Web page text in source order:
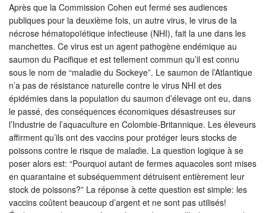
Après que la Commission Cohen eut fermé ses audiences
publiques pour la deuxième fois, un autre virus, le virus de la
nécrose hématopoïétique infectieuse (NHI), fait la une dans les
manchettes. Ce virus est un agent pathogène endémique au
saumon du Pacifique et est tellement commun qu’il est connu
sous le nom de “maladie du Sockeye”. Le saumon de l’Atlantique
n’a pas de résistance naturelle contre le virus NHI et des
épidémies dans la population du saumon d’élevage ont eu, dans
le passé, des conséquences économiques désastreuses sur
l’Industrie de l’aquaculture en Colombie-Britannique. Les éleveurs
affirment qu’ils ont des vaccins pour protéger leurs stocks de
poissons contre le risque de maladie. La question logique à se
poser alors est: “Pourquoi autant de fermes aquacoles sont mises
en quarantaine et subséquemment détruisent entièrement leur
stock de poissons?” La réponse à cette question est simple: les
vaccins coûtent beaucoup d’argent et ne sont pas utilisés!